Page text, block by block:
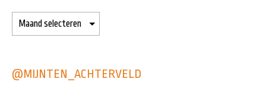
@MIJNTEN_ACHTERVELD